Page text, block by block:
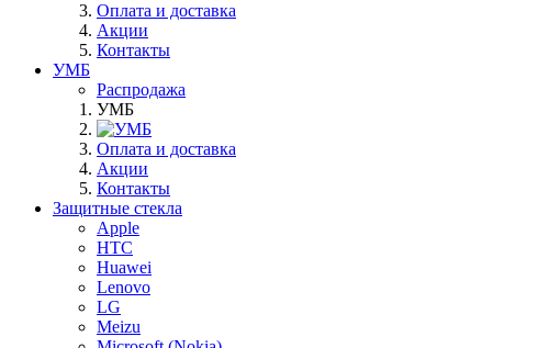
Оплата и доставка
Акции
Контакты
УМБ
Распродажа
УМБ
Оплата и доставка
Акции
Контакты
Защитные стекла
Apple
HTC
Huawei
Lenovo
LG
Meizu